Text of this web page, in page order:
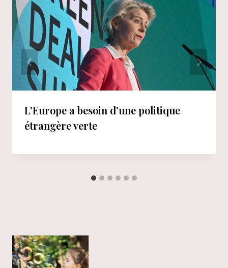
L'Europe a besoin d'une politique
étrangère verte